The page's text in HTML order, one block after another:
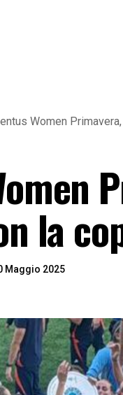
Women
la
Maggio 2025